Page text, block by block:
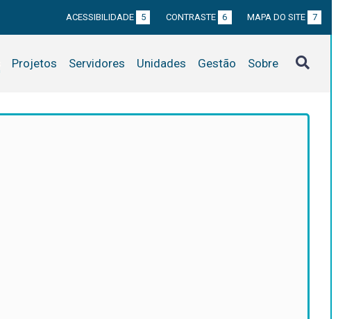
ACESSIBILIDADE 5 CONTRASTE 6 MAPA DO SITE 7
Projetos Servidores Unidades Gestão Sobre